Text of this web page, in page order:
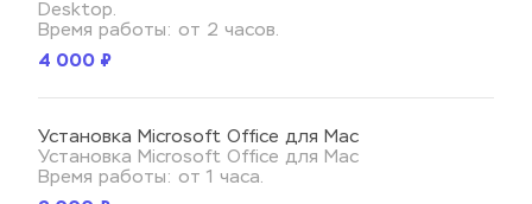
Desktop.
Время работы: от 2 часов.
4 000 ₽
Установка Microsoft Office для Mac
Установка Microsoft Office для Mac
Время работы: от 1 часа.